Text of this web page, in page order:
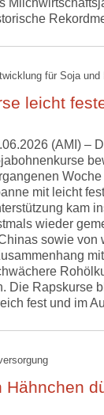
für Soja und
leicht
(AMI) –
mit leicht
kam
wieder
sowie von
Die Rapskurse
fest und im
Hähnchen